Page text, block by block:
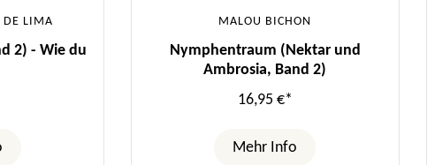
DE LIMA
2) - Wie du
MALOU BICHON
Nymphentraum (Nektar und
Ambrosia, Band 2)
16,95 €*
Mehr Info